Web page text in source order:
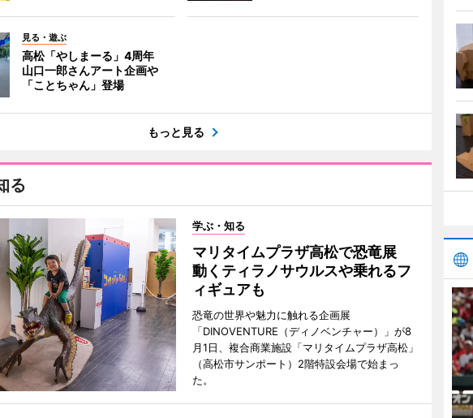
見る・遊ぶ
高松「やしまーる」4周年
山口一郎さんアート企画や
「ことちゃん」登場
もっと見る
る
学ぶ・知る
マリタイムプラザ高松で恐竜展
動くティラノサウルスや乗れるフ
ィギュアも
恐竜の世界や魅力に触れる企画展
「DINOVENTURE（ディノベンチャー）」が8
月1日、複合商業施設「マリタイムプラザ高松」
（高松市サンポート）2階特設会場で始まっ
た。